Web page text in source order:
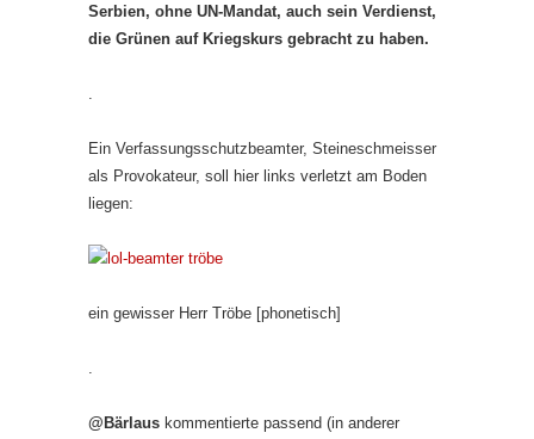
Serbien, ohne UN-Mandat, auch sein Verdienst,
die Grünen auf Kriegskurs gebracht zu haben.
Ein Verfassungsschutzbeamter, Steineschmeisser
als Provokateur, soll hier links verletzt am Boden
liegen:
ein gewisser Herr Tröbe [phonetisch]
@Bärlaus kommentierte passend (in anderer